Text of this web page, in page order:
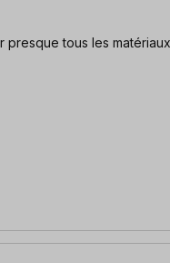
presque tous les matériaux